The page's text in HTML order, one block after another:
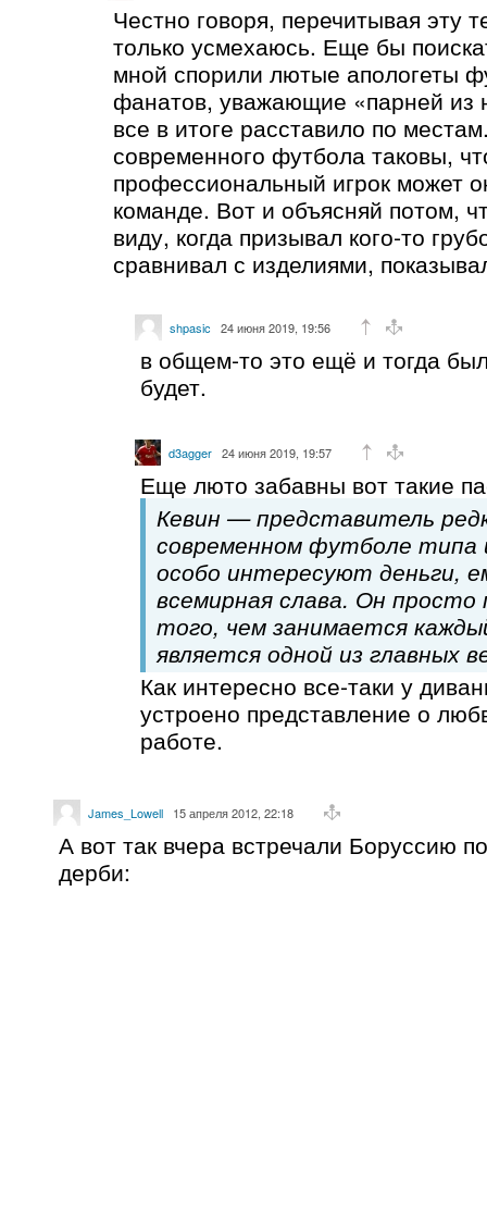
Честно говоря, перечитывая эту
только усмехаюсь. Еще бы
мной спорили лютые апологеты
фанатов, уважающие «парней из
все в итоге расставило по
современного футбола таковы,
профессиональный игрок может
команде. Вот и объясняй потом,
виду, когда призывал кого-то
сравнивал с изделиями,
shpasic 24 июня 2019, 19:56
в общем-то это ещё и тогда
будет.
d3agger 24 июня 2019, 19:57
Еще люто забавны вот такие
Кевин — представитель
современном футболе типа
особо интересуют деньги,
всемирная слава. Он
того, чем занимается
является одной из главных
Как интересно все-таки у
устроено представление о
работе.
James_Lowell 15 апреля 2012, 22:18
А вот так вчера встречали Боруссию
дерби: